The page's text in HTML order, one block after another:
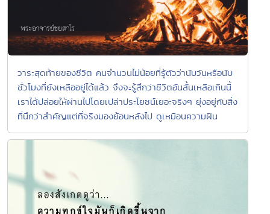
วาระสุดท้ายของชีวิต คนจำนวนไม่น้อยที่รู้ตัวว่านับวันหรือนับ
ชั่วโมงที่ยังเหลืออยู่ได้แล้ว จึงจะรู้สึกว่าชีวิตอันสั้นเหลือเกินนี้
เราได้ปล่อยให้ผ่านไปโดยเปล่าประโยชน์เยอะจริงๆ ยุ่งอยู่กับสิ่ง
ที่นึกว่าสำคัญแต่ที่จริงมองย้อนหลังไป ดูเหมือนความฝัน